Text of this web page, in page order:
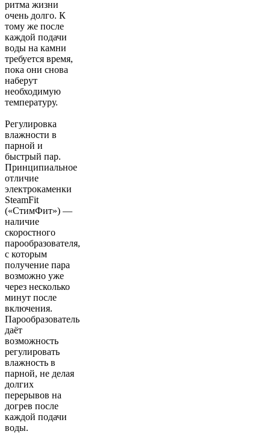
ритма жизни
очень долго. К
тому же после
каждой подачи
воды на камни
требуется время,
пока они снова
наберут
необходимую
температуру.
Регулировка
влажности в
парной и
быстрый пар.
Принципиальное
отличие
электрокаменки
SteamFit
(«СтимФит») —
наличие
скоростного
парообразователя,
с которым
получение пара
возможно уже
через несколько
минут после
включения.
Парообразователь
даёт
возможность
регулировать
влажность в
парной, не делая
долгих
перерывов на
догрев после
каждой подачи
воды.